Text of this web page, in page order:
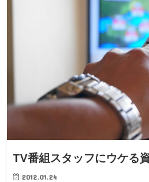
TV番組スタッフにウケる
2012.01.24